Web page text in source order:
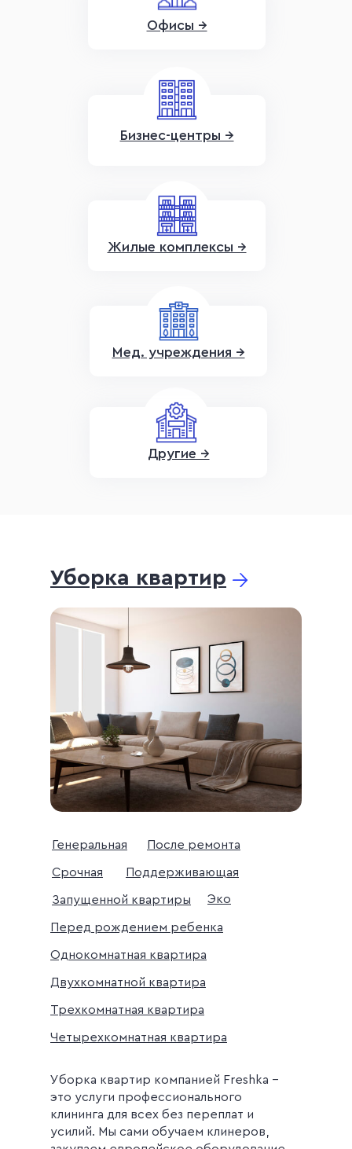
Офисы →
Жилые комплексы →
Бизнес-центры →
Другие →
Мед. учреждения →
Уборка квартир
Уборка квартир компанией Freshka -
это услуги профессионального
клининга для всех без переплат и
усилий. Мы сами обучаем клинеров,
Четырехкомнатная квартира
Трехкомнатная квартира
Однокомнатная квартира
Двухкомнатной квартира
Поддерживающая
Генеральная
Эко
Срочная
Запущенной квартиры
Перед рождением ребенка
После ремонта